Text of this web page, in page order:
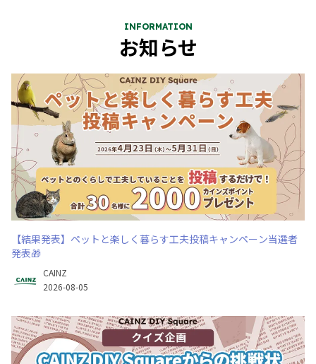
【結果発表】ペットと楽しく暮らす工夫投稿キャンペーン当選者
発表🎁
CAINZ
2026-08-05